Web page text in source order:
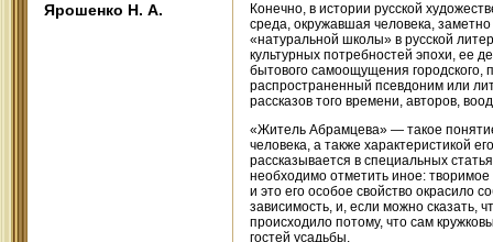
Ярошенко Н. А.
Конечно, в истории русской
среда, окружавшая человека,
«натуральной школы» в русской
культурных потребностей эпохи, ее
бытового самоощущения городского,
распространенный псевдоним или
рассказов того времени, авторов,
«Житель Абрамцева» — такое
человека, а также характеристикой
рассказывается в специальных
необходимо отметить иное:
и это его особое свойство окрасило
зависимость, и, если можно сказать,
происходило потому, что сам
гостей усадьбы.